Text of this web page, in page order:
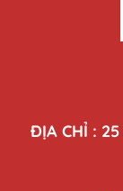
ĐỊA CHỈ : 25